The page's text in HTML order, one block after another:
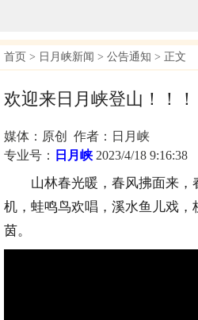
首页 > 日月峡新闻 > 公告通知 > 正文
欢迎来日月峡登山！！！
媒体：原创 作者：日月峡
专业号：
日月峡 2023/4/18 9:16:38
山林春光暖，春风拂面来，
机，蛙鸣鸟欢唱，溪水鱼儿戏
茵。